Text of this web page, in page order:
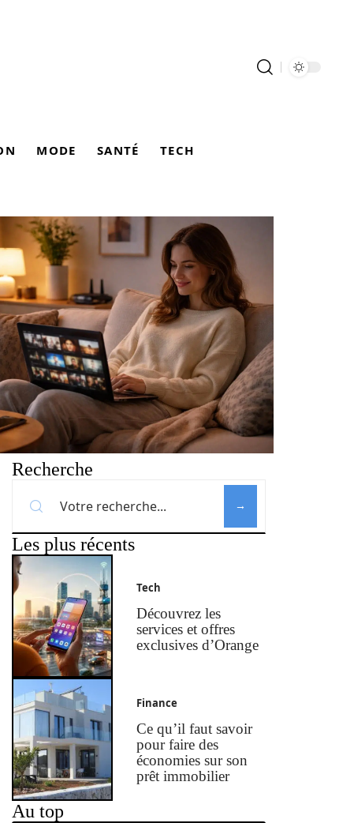
MODE SANTÉ TECH
Recherche
Les plus récents
Tech
Découvrez les
services et offres
exclusives d’Orange
Finance
Ce qu’il faut savoir
pour faire des
économies sur son
prêt immobilier
Au top